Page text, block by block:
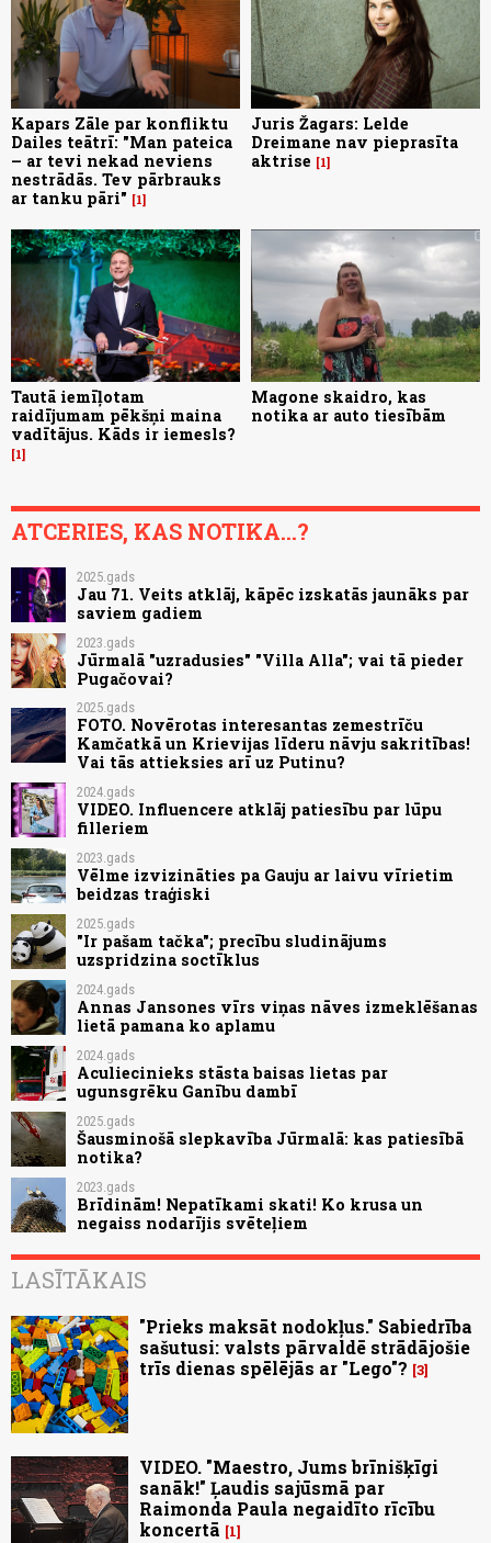
Kapars Zāle par konfliktu
Dailes teātrī: "Man pateica
– ar tevi nekad neviens
nestrādās. Tev pārbrauks
ar tanku pāri"
1
Juris Žagars: Lelde
Dreimane nav pieprasīta
aktrise
1
Tautā iemīļotam
raidījumam pēkšņi maina
vadītājus. Kāds ir iemesls?
1
Magone skaidro, kas
notika ar auto tiesībām
ATCERIES, KAS NOTIKA...?
2025.gads
Jau 71. Veits atklāj, kāpēc izskatās jaunāks par
saviem gadiem
2023.gads
Jūrmalā "uzradusies" "Villa Alla"; vai tā pieder
Pugačovai?
2025.gads
FOTO. Novērotas interesantas zemestrīču
Kamčatkā un Krievijas līderu nāvju sakritības!
Vai tās attieksies arī uz Putinu?
2024.gads
VIDEO. Influencere atklāj patiesību par lūpu
filleriem
2023.gads
Vēlme izvizināties pa Gauju ar laivu vīrietim
beidzas traģiski
2025.gads
"Ir pašam tačka"; precību sludinājums
uzspridzina soctīklus
2024.gads
Annas Jansones vīrs viņas nāves izmeklēšanas
lietā pamana ko aplamu
2024.gads
Aculiecinieks stāsta baisas lietas par
ugunsgrēku Ganību dambī
2025.gads
Šausminošā slepkavība Jūrmalā: kas patiesībā
notika?
2023.gads
Brīdinām! Nepatīkami skati! Ko krusa un
negaiss nodarījis svēteļiem
LASĪTĀKAIS
"Prieks maksāt nodokļus." Sabiedrība
sašutusi: valsts pārvaldē strādājošie
trīs dienas spēlējās ar "Lego"? 3
VIDEO. "Maestro, Jums brīnišķīgi
sanāk!" Ļaudis sajūsmā par
Raimonda Paula negaidīto rīcību
koncertā
1